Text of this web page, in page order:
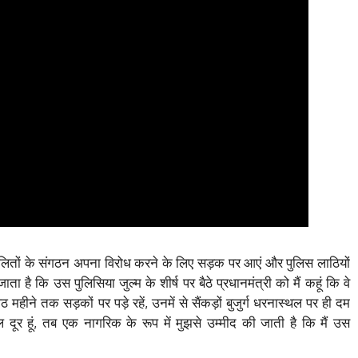
दलितों के संगठन अपना विरोध करने के लिए सड़क पर आएं और पुलिस लाठियों
है कि उस पुलिसिया जुल्म के शीर्ष पर बैठे प्रधानमंत्री को मैं कहूं कि वे
महीने तक सड़कों पर पड़े रहें, उनमें से सैंकड़ों बुजुर्ग धरनास्थल पर ही दम
हूं, तब एक नागरिक के रूप में मुझसे उम्मीद की जाती है कि मैं उस